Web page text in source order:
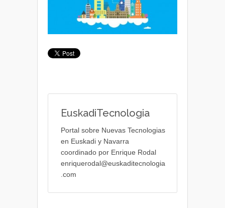
EuskadiTecnologia
Portal sobre Nuevas Tecnologias
en Euskadi y Navarra
coordinado por Enrique Rodal
enriquerodal@euskaditecnologia
.com